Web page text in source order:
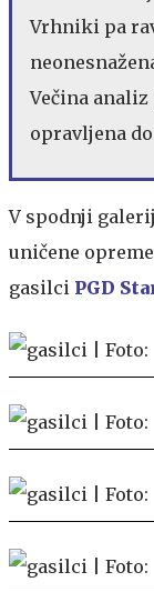
Vrhniki pa
Večina
opravljena
V spodnji
uničene
gasilci PGD